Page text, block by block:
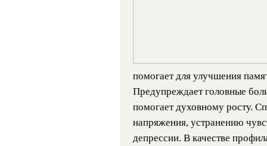
помогает для улучшения
Предупреждает головные
помогает духовному росту.
напряжения, устранению
депрессии. В качестве